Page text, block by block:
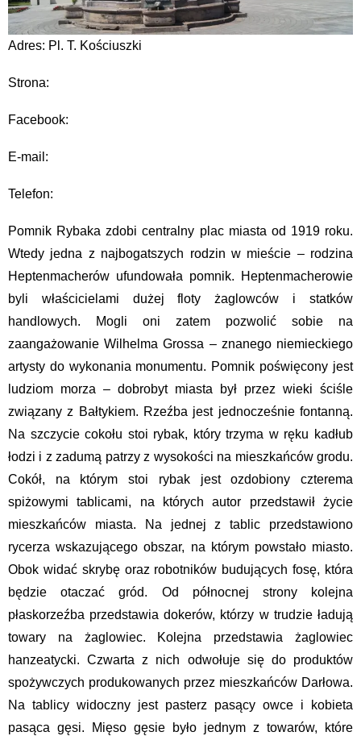
Adres: Pl. T. Kościuszki
Strona:
Facebook:
E-mail:
Telefon:
Pomnik Rybaka zdobi centralny plac miasta od 1919 roku.
Wtedy jedna z najbogatszych rodzin w mieście – rodzina
Heptenmacherów ufundowała pomnik. Heptenmacherowie
byli właścicielami dużej floty żaglowców i statków
handlowych. Mogli oni zatem pozwolić sobie na
zaangażowanie Wilhelma Grossa – znanego niemieckiego
artysty do wykonania monumentu. Pomnik poświęcony jest
ludziom morza – dobrobyt miasta był przez wieki ściśle
związany z Bałtykiem. Rzeźba jest jednocześnie fontanną.
Na szczycie cokołu stoi rybak, który trzyma w ręku kadłub
łodzi i z zadumą patrzy z wysokości na mieszkańców grodu.
Cokół, na którym stoi rybak jest ozdobiony czterema
spiżowymi tablicami, na których autor przedstawił życie
mieszkańców miasta. Na jednej z tablic przedstawiono
rycerza wskazującego obszar, na którym powstało miasto.
Obok widać skrybę oraz robotników budujących fosę, która
będzie otaczać gród. Od północnej strony kolejna
płaskorzeźba przedstawia dokerów, którzy w trudzie ładują
towary na żaglowiec. Kolejna przedstawia żaglowiec
hanzeatycki. Czwarta z nich odwołuje się do produktów
spożywczych produkowanych przez mieszkańców Darłowa.
Na tablicy widoczny jest pasterz pasący owce i kobieta
pasąca gęsi. Mięso gęsie było jednym z towarów, które